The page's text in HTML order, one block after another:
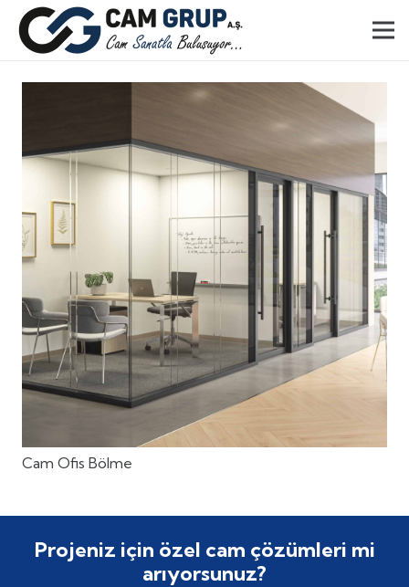
Cam Ofis Bölme
Projeniz için özel cam çözümleri mi
arıyorsunuz?